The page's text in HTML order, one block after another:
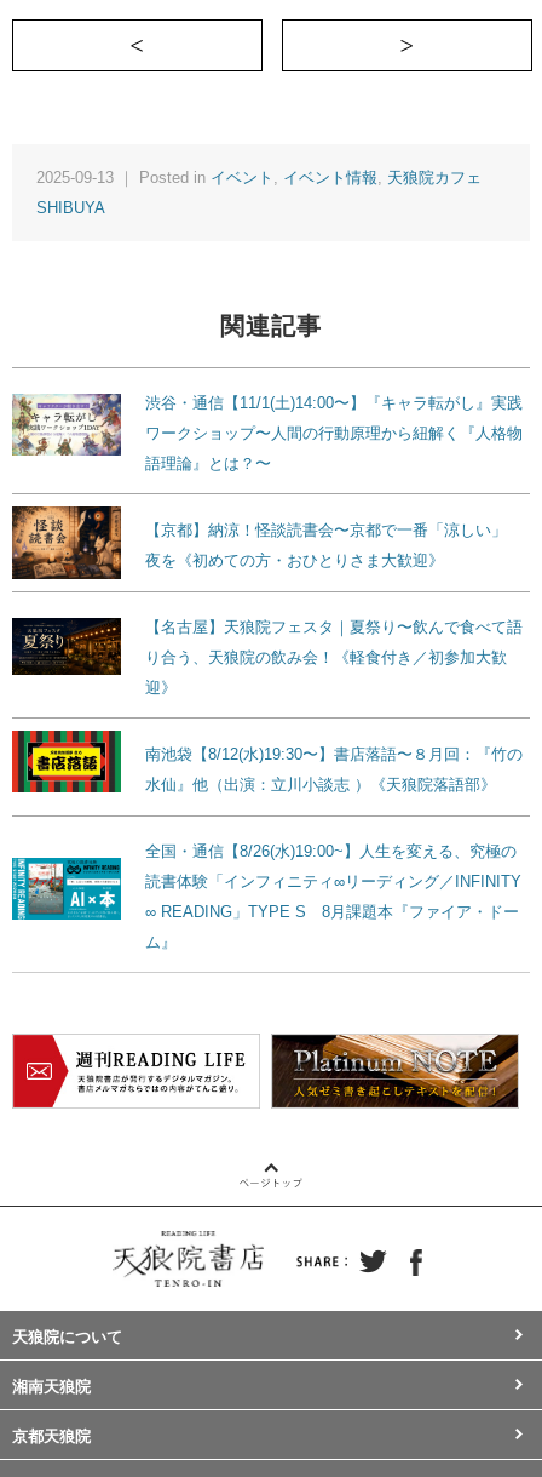
＜ 9/20(土)12:00〜【福岡・通信】戦略
2025-09-13 ｜ Posted in イベント イベント情報
天狼院カフェ
SHIBUYA
関連記事
渋谷・通信【11/1(土)14:00〜】『キャラ転がし』実践
ワークショップ〜人間の行動原理から紐解く『人格物
語理論』とは？〜
【京都】納涼！怪談読書会〜京都で一番「涼しい」
夜を《初めての方・おひとりさま大歓迎》
【名古屋】天狼院フェスタ｜夏祭り〜飲んで食べて語
り合う、天狼院の飲み会！《軽食付き／初参加大歓
迎》
南池袋【8/12(水)19:30〜】書店落語〜８月回：『竹の
水仙』他（出演：立川小談志 ）《天狼院落語部》
全国・通信【8/26(水)19:00~】人生を変える、究極の
読書体験「インフィニティ∞リーディング／INFINITY
∞ READING」TYPE S 8月課題本『ファイア・ドー
ム』
天狼院について
湘南天狼院
京都天狼院